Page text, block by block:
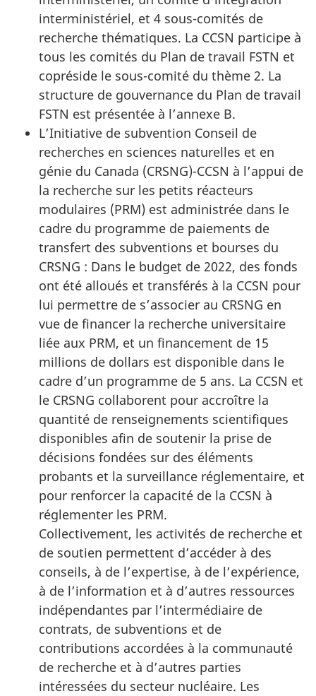
interministériel, et 4 sous-comités de
recherche thématiques. La CCSN participe à
tous les comités du Plan de travail FSTN et
copréside le sous-comité du thème 2. La
structure de gouvernance du Plan de travail
FSTN est présentée à l’annexe B.
L’Initiative de subvention Conseil de
recherches en sciences naturelles et en
génie du Canada (CRSNG)-CCSN à l’appui de
la recherche sur les petits réacteurs
modulaires (PRM) est administrée dans le
cadre du programme de paiements de
transfert des subventions et bourses du
CRSNG : Dans le budget de 2022, des fonds
ont été alloués et transférés à la CCSN pour
lui permettre de s’associer au CRSNG en
vue de financer la recherche universitaire
liée aux PRM, et un financement de 15
millions de dollars est disponible dans le
cadre d’un programme de 5 ans. La CCSN et
le CRSNG collaborent pour accroître la
quantité de renseignements scientifiques
disponibles afin de soutenir la prise de
décisions fondées sur des éléments
probants et la surveillance réglementaire, et
pour renforcer la capacité de la CCSN à
réglementer les PRM.
Collectivement, les activités de recherche et
de soutien permettent d’accéder à des
conseils, à de l’expertise, à de l’expérience,
à de l’information et à d’autres ressources
indépendantes par l’intermédiaire de
contrats, de subventions et de
contributions accordées à la communauté
de recherche et à d’autres parties
intéressées du secteur nucléaire. Les